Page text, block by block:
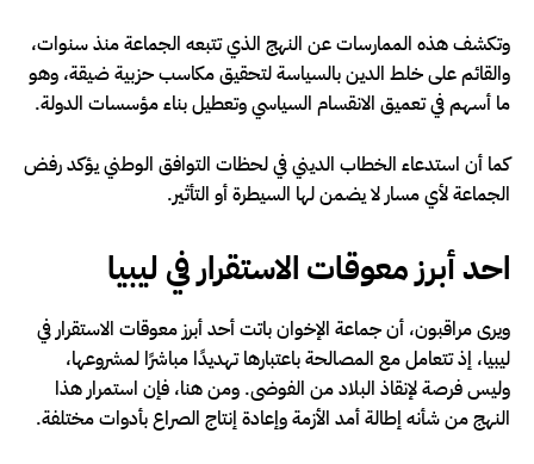
وتكشف هذه الممارسات عن النهج الذي تتبعه الجماعة منذ سنوات،
والقائم على خلط الدين بالسياسة لتحقيق مكاسب حزبية ضيقة، وهو
ما أسهم في تعميق الانقسام السياسي وتعطيل بناء مؤسسات الدولة.
كما أن استدعاء الخطاب الديني في لحظات التوافق الوطني يؤكد رفض
الجماعة لأي مسار لا يضمن لها السيطرة أو التأثير.
احد أبرز معوقات الاستقرار في ليبيا
ويرى مراقبون، أن جماعة الإخوان باتت أحد أبرز معوقات الاستقرار في
ليبيا، إذ تتعامل مع المصالحة باعتبارها تهديدًا مباشرًا لمشروعها،
وليس فرصة لإنقاذ البلاد من الفوضى. ومن هنا، فإن استمرار هذا
النهج من شأنه إطالة أمد الأزمة وإعادة إنتاج الصراع بأدوات مختلفة.